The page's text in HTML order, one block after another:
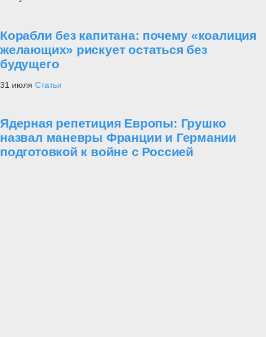
Корабли без капитана: почему «коалиция
желающих» рискует остаться без
будущего
31 июля Статьи
Ядерная репетиция Европы: Грушко
назвал маневры Франции и Германии
подготовкой к войне с Россией